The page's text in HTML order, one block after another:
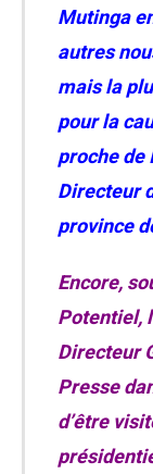
Mutinga
autres
mais la
pour la
proche
Directeur
province
Encore,
Potentiel,
Directeur
Presse
d’être